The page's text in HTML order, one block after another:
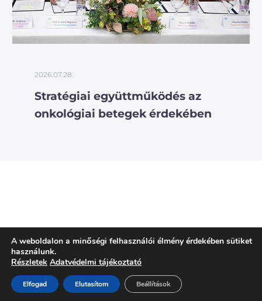
2026.07.28.
Stratégiai együttműködés az
onkológiai betegek érdekében
A weboldalon a minőségi felhasználói élmény érdekében sütiket
használunk.
Részletek Adatvédelmi tájékoztató
Elfogad Elutasítom Beállítások